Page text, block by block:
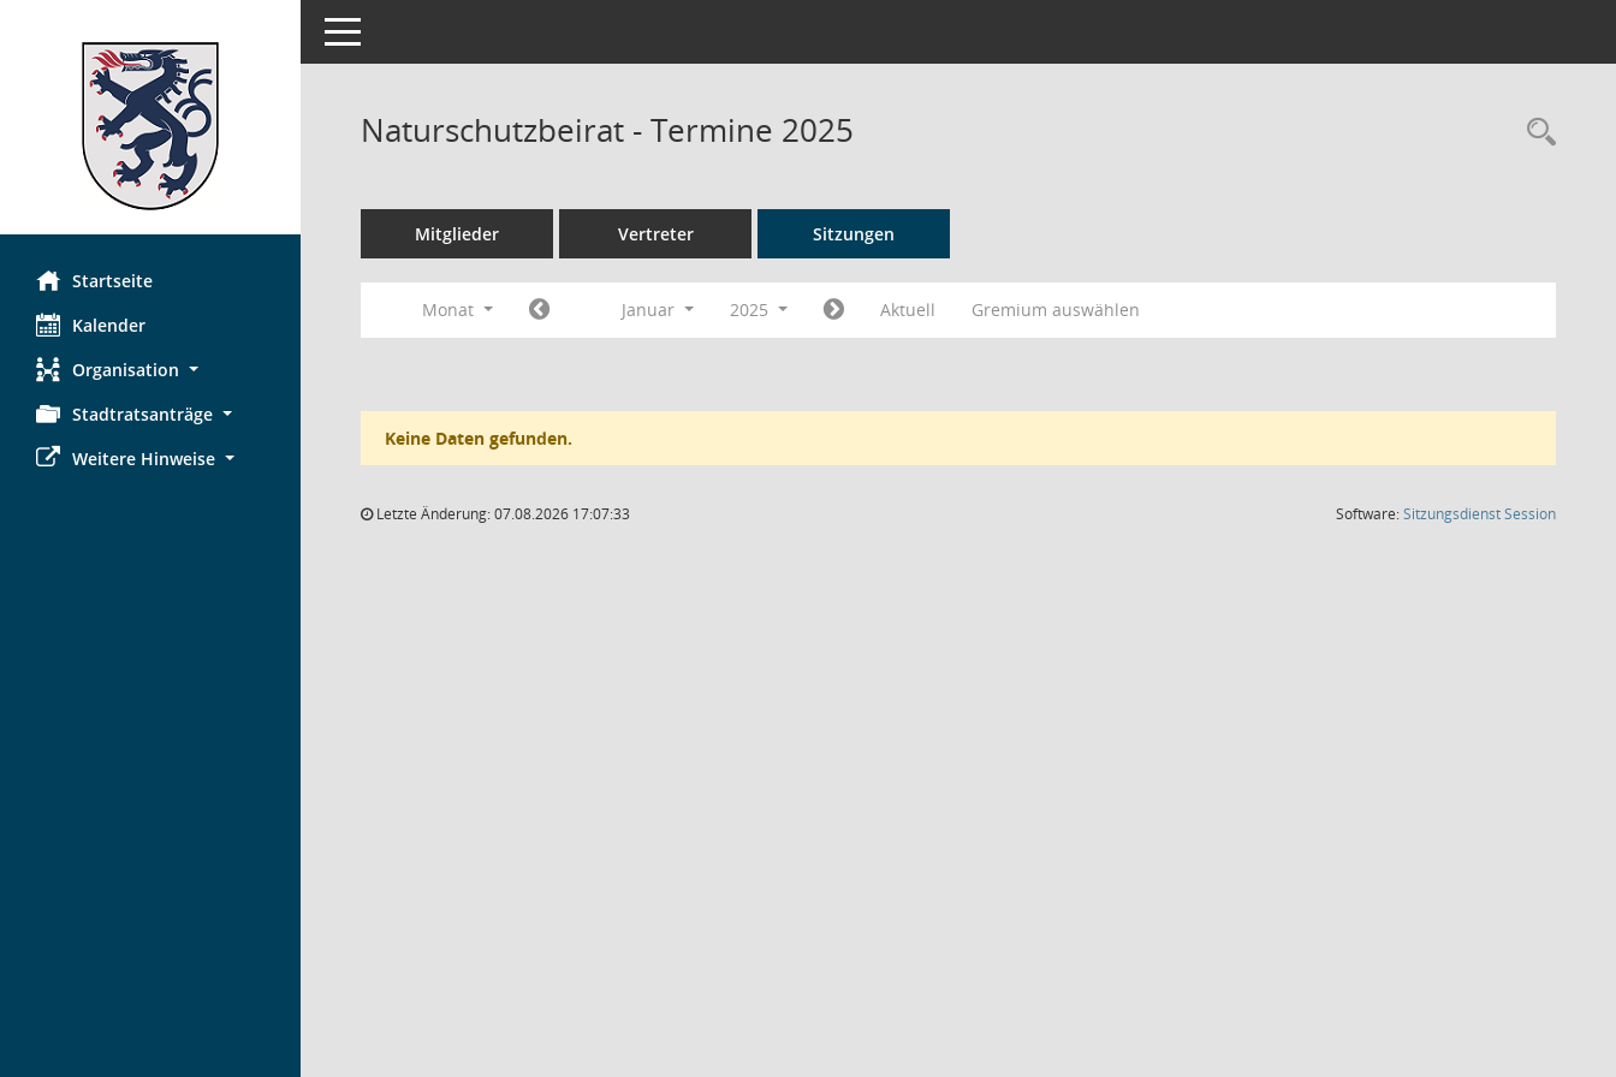
Startseite
Kalender
Organisation
Stadtratsanträge
Weitere Hinweise
Toggle navigation
Naturschutzbeirat - Termine 2025
Mitglieder Vertreter Sitzungen
Monat Januar 2025 Aktuell Gremium auswählen
Keine Daten gefunden.
Letzte Änderung: 07.08.2026 17:07:33 Software:SitzungsdienstSession(Wird in